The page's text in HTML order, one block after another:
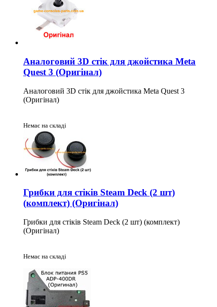
Аналоговий 3D стік для джойстика Meta
Quest 3 (Оригінал)
Аналоговий 3D стік для джойстика Meta Quest 3
(Оригінал)
Немає на складі
Грибки для стіків Steam Deck (2 шт)
(комплект) (Оригінал)
Грибки для стіків Steam Deck (2 шт) (комплект)
(Оригінал)
Немає на складі